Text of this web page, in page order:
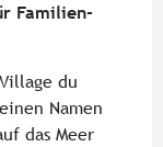
Familien-
du
Namen
das Meer